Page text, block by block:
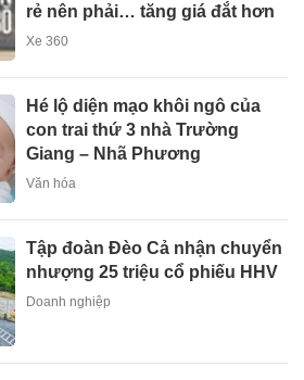
rẻ nên phải… tăng giá đắt hơn
Xe 360
Hé lộ diện mạo khôi ngô của
con trai thứ 3 nhà Trường
Giang – Nhã Phương
Văn hóa
Tập đoàn Đèo Cả nhận chuyển
nhượng 25 triệu cổ phiếu HHV
Doanh nghiệp